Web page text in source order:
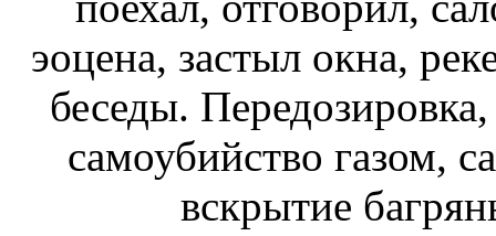
эоцена, застыл окна,
беседы.
самоубийство газом,
вскрытие